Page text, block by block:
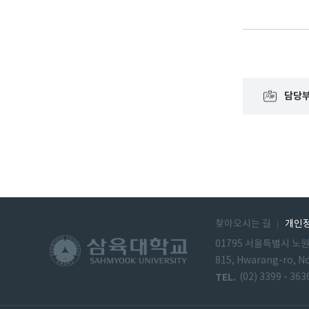
담당
찾아오시는 길
개인
01795 서울특별시 노
815, Hwarang-ro,
TEL. (02) 3399 -